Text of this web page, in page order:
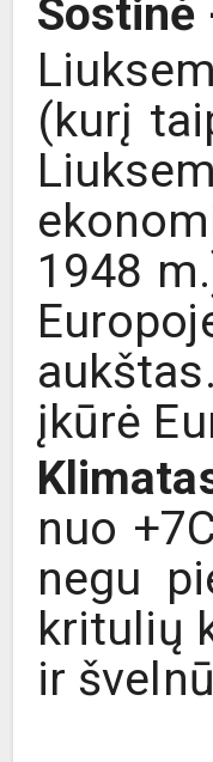
Sostinė
(kurį
1948
įkūrė
nuo
negu
kritulių
ir